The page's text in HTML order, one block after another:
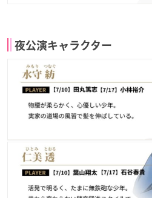
夜公演キャラクター